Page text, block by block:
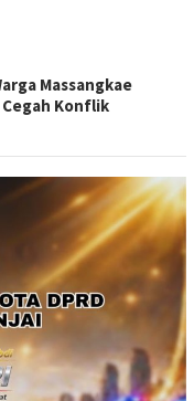
Massangkae
Konflik